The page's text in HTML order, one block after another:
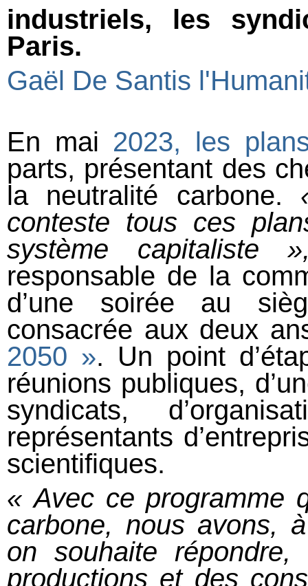
industriels, les
Paris.
Gaël De Santis
En mai 2023, les
parts, présentant des
la neutralité carbone.
conteste tous ces
système capitaliste
responsable de la
d’une soirée au
consacrée aux deux
2050 ». Un point
réunions publiques,
syndicats,
représentants
scientifiques.
« Avec ce programme
carbone, nous avons,
on souhaite
productions et des